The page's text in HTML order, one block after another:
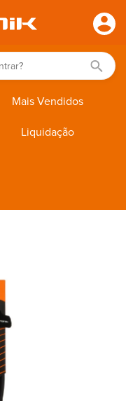
Mais Vendidos
Liquidação